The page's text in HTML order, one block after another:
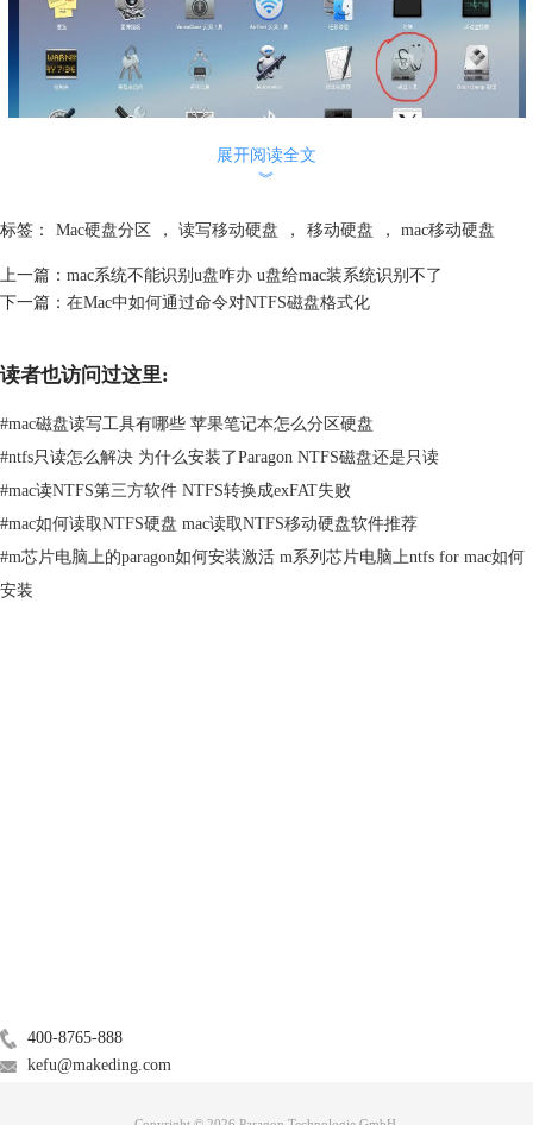
跳出来的窗口中左边栏目是硬盘显示，右边栏目是操作界面，我们在左边
展开阅读全文
︾
标签： Mac硬盘分区 ， 读写移动硬盘 ， 移动硬盘 ， mac移动硬盘
上一篇： mac系统不能识别u盘咋办 u盘给mac装系统识别不了
下一篇： 在Mac中如何通过命令对NTFS磁盘格式化
读者也访问过这里:
#mac磁盘读写工具有哪些 苹果笔记本怎么分区硬盘
#ntfs只读怎么解决 为什么安装了Paragon NTFS磁盘还是只读
#mac读NTFS第三方软件 NTFS转换成exFAT失败
#mac如何读取NTFS硬盘 mac读取NTFS移动硬盘软件推荐
#m芯片电脑上的paragon如何安装激活 m系列芯片电脑上ntfs for mac如何
安装
400-8765-888
kefu@makeding.com